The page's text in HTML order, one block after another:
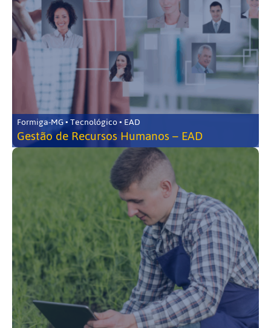
Formiga-MG • Tecnológico • EAD
Gestão de Recursos Humanos – EAD